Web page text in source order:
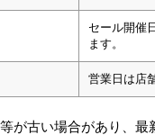
セール開催
ます。
営業日は店
が古い場合があり、最